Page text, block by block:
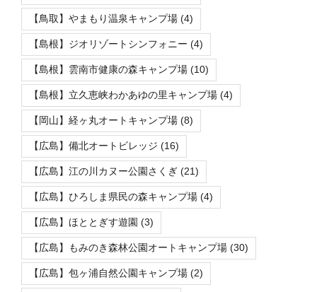
【鳥取】やまもり温泉キャンプ場 (4)
【島根】ジオリゾートシンフォニー (4)
【島根】雲南市健康の森キャンプ場 (10)
【島根】立久恵峡わかあゆの里キャンプ場 (4)
【岡山】経ヶ丸オートキャンプ場 (8)
【広島】備北オートビレッジ (16)
【広島】江の川カヌー公園さくぎ (21)
【広島】ひろしま県民の森キャンプ場 (4)
【広島】ほととぎす遊園 (3)
【広島】もみのき森林公園オートキャンプ場 (30)
【広島】包ヶ浦自然公園キャンプ場 (2)